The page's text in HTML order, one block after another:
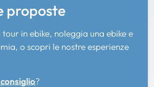
proposte
in ebike, noleggia una ebike e
o scopri le nostre esperienze
consiglio?